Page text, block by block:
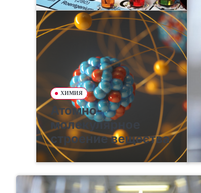
ХИМИЯ
Атомно-
молекулярное
строение вещества